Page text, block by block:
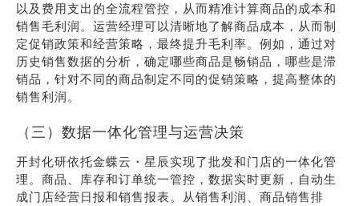
以及费用支出的全流程管控，从而精准计算商品的成本和
销售毛利润。运营经理可以清晰地了解商品成本，从而制
定促销政策和经营策略，最终提升毛利率。例如，通过对
历史销售数据的分析，确定哪些商品是畅销品，哪些是滞
销品，针对不同的商品制定不同的促销策略，提高整体的
销售利润。
（三）数据一体化管理与运营决策
开封化研依托金蝶云・星辰实现了批发和门店的一体化管
理。商品、库存和订单统一管控，数据实时更新，自动生
成门店经营日报和销售报表。从销售利润、商品销售排